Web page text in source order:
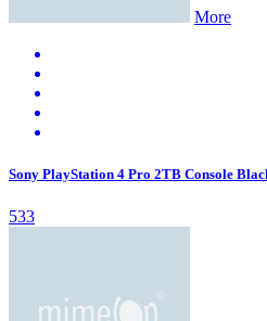
More
Sony PlayStation 4 Pro 2TB Console
533